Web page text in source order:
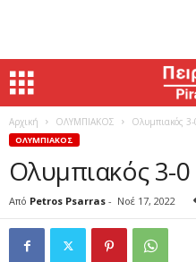
Αρχική ΟΛΥΜΠΙΑΚΟΣ Ολυμπιακός
ΟΛΥΜΠΙΑΚΟΣ
Ολυμπιακός 3-
Από Petros Psarras - Νοέ 17, 2022